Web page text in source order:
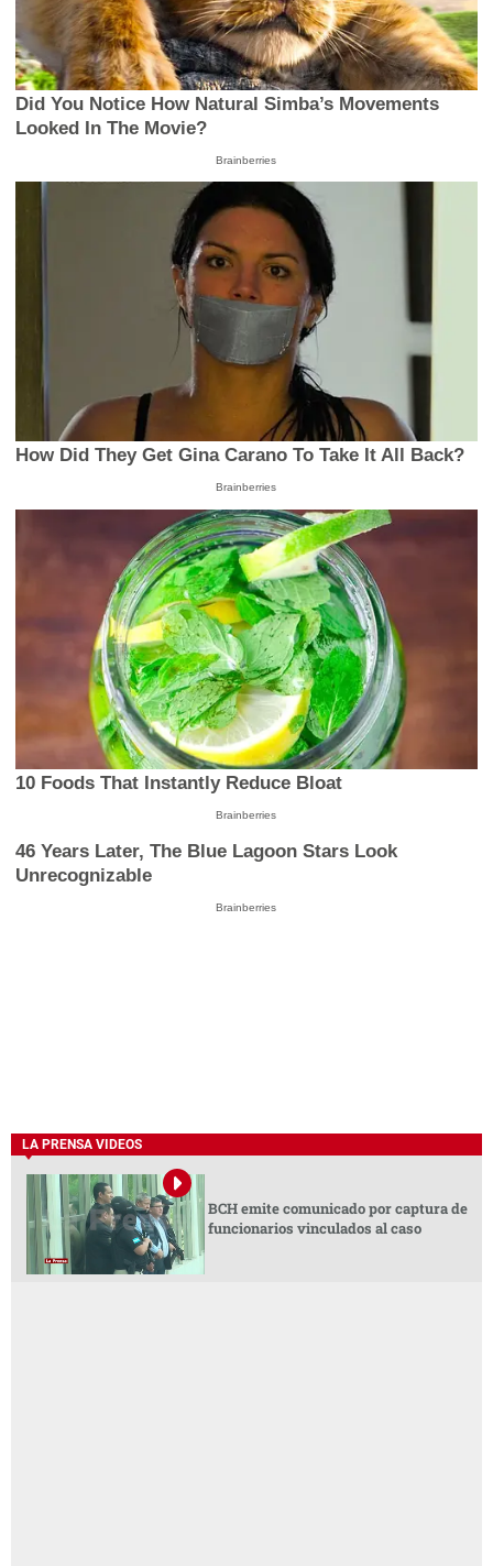
Did You Notice How Natural Simba’s Movements
Looked In The Movie?
Brainberries
How Did They Get Gina Carano To Take It All Back?
Brainberries
10 Foods That Instantly Reduce Bloat
Brainberries
46 Years Later, The Blue Lagoon Stars Look
Unrecognizable
Brainberries
LA PRENSA VIDEOS
BCH emite comunicado por captura de
funcionarios vinculados al caso